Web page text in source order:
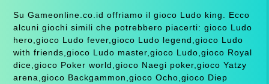
Su Gameonline.co.id offriamo il gioco Ludo king. Ecco
alcuni giochi simili che potrebbero piacerti: gioco Ludo
hero,gioco Ludo fever,gioco Ludo legend,gioco Ludo
with friends,gioco Ludo master,gioco Ludo,gioco Royal
dice,gioco Poker world,gioco Naegi poker,gioco Yatzy
arena,gioco Backgammon,gioco Ocho,gioco Diep